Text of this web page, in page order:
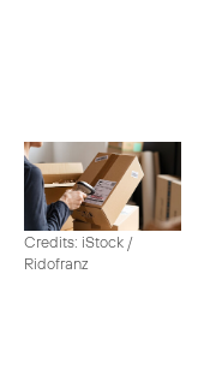
Credits: iStock /
Ridofranz